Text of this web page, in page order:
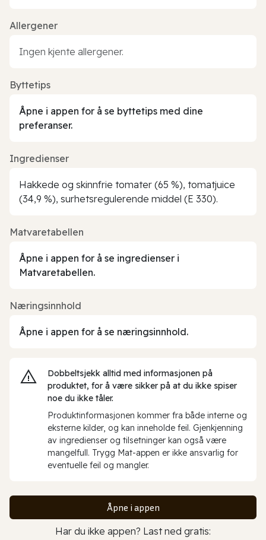
Allergener
Ingen kjente allergener.
Byttetips
Åpne i appen for å se byttetips med dine
preferanser.
Ingredienser
Hakkede og skinnfrie tomater (65 %), tomatjuice
(34,9 %), surhetsregulerende middel (E 330).
Matvaretabellen
Åpne i appen for å se ingredienser i
Matvaretabellen.
Næringsinnhold
Åpne i appen for å se næringsinnhold.
Dobbeltsjekk alltid med informasjonen på
produktet, for å være sikker på at du ikke spiser
noe du ikke tåler.
Produktinformasjonen kommer fra både interne og
eksterne kilder, og kan inneholde feil. Gjenkjenning
av ingredienser og tilsetninger kan også være
mangelfull. Trygg Mat-appen er ikke ansvarlig for
eventuelle feil og mangler.
Åpne i appen
Har du ikke appen? Last ned gratis: